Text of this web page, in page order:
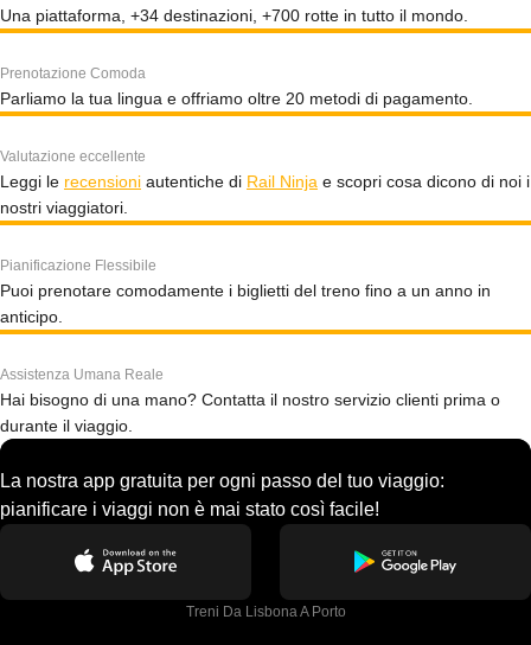
Una piattaforma, +34 destinazioni, +700 rotte in tutto il mondo.
Prenotazione Comoda
Parliamo la tua lingua e offriamo oltre 20 metodi di pagamento.
Valutazione eccellente
Leggi le recensioni autentiche di Rail Ninja e scopri cosa dicono di noi i
nostri viaggiatori.
Pianificazione Flessibile
Puoi prenotare comodamente i biglietti del treno fino a un anno in
anticipo.
Assistenza Umana Reale
Hai bisogno di una mano? Contatta il nostro servizio clienti prima o
durante il viaggio.
La nostra app gratuita per ogni passo del tuo viaggio:
pianificare i viaggi non è mai stato così facile!
Treni Da Lisbona A Porto